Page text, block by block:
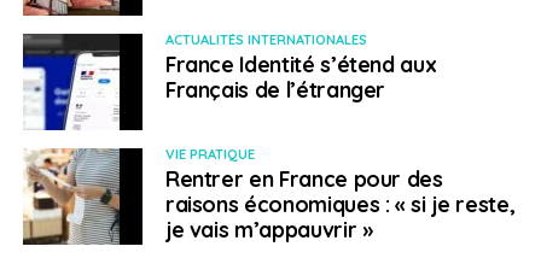
ACTUALITÉS INTERNATIONALES
France Identité s’étend aux
Français de l’étranger
VIE PRATIQUE
Rentrer en France pour des
raisons économiques : « si je reste,
je vais m’appauvrir »